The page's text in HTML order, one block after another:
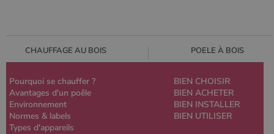
CHAUFFAGE AU BOIS POELE À BOIS
Pourquoi se chauffer ?
Avantages d'un poêle
Environnement
Normes & labels
Types d'appareils
BIEN CHOISIR
BIEN ACHETER
BIEN INSTALLER
BIEN UTILISER